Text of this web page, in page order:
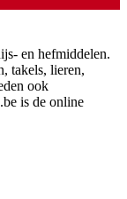
en hefmiddelen.
takels, lieren,
ook
is de online